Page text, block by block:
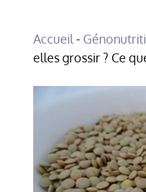
Accueil -
elles grossir ? Ce